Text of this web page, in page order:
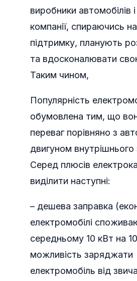
виробники автомобілів і
компанії, спираючись
підтримку, планують
та вдосконалювати
Таким чином,
Популярність
обумовлена тим, що
переваг порівняно з
двигуном внутрішнього
Серед плюсів
виділити наступні:
– дешева заправка
електромобілі
середньому 10 кВт на
можливість заряджати
електромобіль від